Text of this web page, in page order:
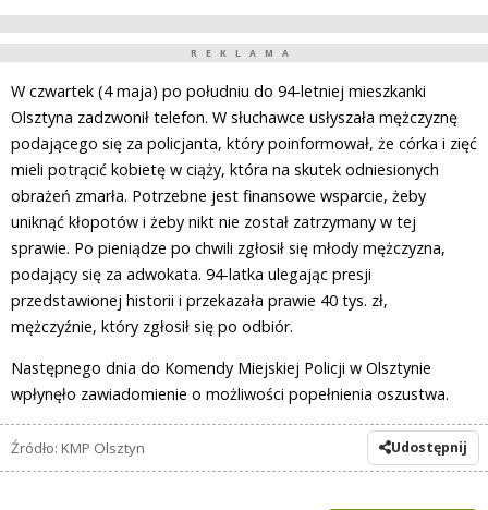
REKLAMA
W czwartek (4 maja) po południu do 94-letniej mieszkanki
Olsztyna zadzwonił telefon. W słuchawce usłyszała mężczyznę
podającego się za policjanta, który poinformował, że córka i zięć
mieli potrącić kobietę w ciąży, która na skutek odniesionych
obrażeń zmarła. Potrzebne jest finansowe wsparcie, żeby
uniknąć kłopotów i żeby nikt nie został zatrzymany w tej
sprawie. Po pieniądze po chwili zgłosił się młody mężczyzna,
podający się za adwokata. 94-latka ulegając presji
przedstawionej historii i przekazała prawie 40 tys. zł,
mężczyźnie, który zgłosił się po odbiór.
Następnego dnia do Komendy Miejskiej Policji w Olsztynie
wpłynęło zawiadomienie o możliwości popełnienia oszustwa.
Źródło: KMP Olsztyn Udostępnij